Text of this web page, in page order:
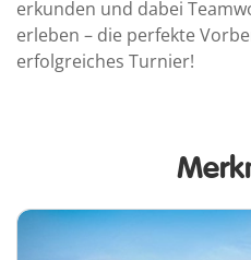
erkunden und dabei
erleben – die perfekte
erfolgreiches Turnier!